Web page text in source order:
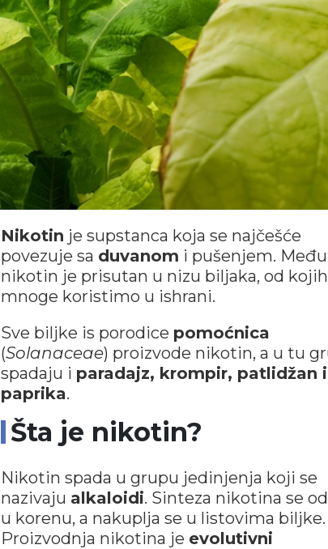
Nikotin je supstanca koja se najčešće
povezuje sa duvanom i pušenjem.
nikotin je prisutan u nizu biljaka, od kojih
mnoge koristimo u ishrani.
Sve biljke is porodice pomoćnica
(Solanaceae) proizvode nikotin, a u tu
spadaju i paradajz, krompir, patlidžan i
paprika.
Šta je nikotin?
Nikotin spada u grupu jedinjenja koji se
nazivaju alkaloidi. Sinteza nikotina se
u korenu, a nakuplja se u listovima biljke.
Proizvodnja nikotina je evolutivni